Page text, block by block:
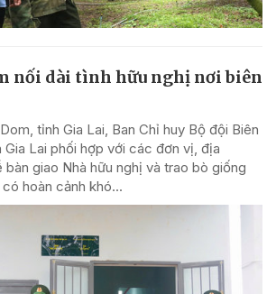
nối dài tình hữu nghị nơi biên
tỉnh Gia Lai, Ban Chỉ huy Bộ đội Biên
Lai phối hợp với các đơn vị, địa
giao Nhà hữu nghị và trao bò giống
hoàn cảnh khó...